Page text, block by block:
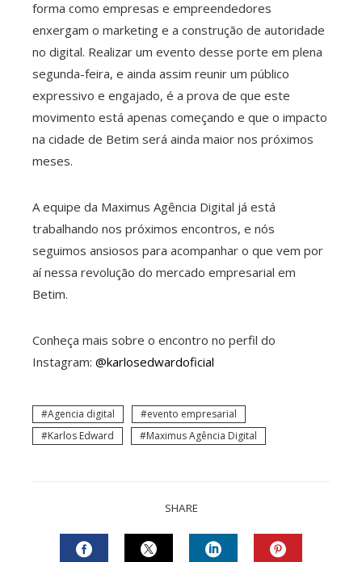
forma como empresas e empreendedores
enxergam o marketing e a construção de autoridade
no digital. Realizar um evento desse porte em plena
segunda-feira, e ainda assim reunir um público
expressivo e engajado, é a prova de que este
movimento está apenas começando e que o impacto
na cidade de Betim será ainda maior nos próximos
meses.
A equipe da Maximus Agência Digital já está
trabalhando nos próximos encontros, e nós
seguimos ansiosos para acompanhar o que vem por
aí nessa revolução do mercado empresarial em
Betim.
Conheça mais sobre o encontro no perfil do
Instagram: @karlosedwardoficial
Agencia digital
evento empresarial
Karlos Edward
Maximus Agência Digital
SHARE